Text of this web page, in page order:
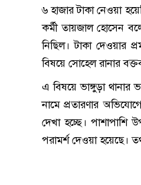
৬ হাজার টাকা নেওয়া
কর্মী তায়জাল হোসেন
নিছিল। টাকা দেওয়ার
বিষয়ে সোহেল রানার
এ বিষয়ে ভাঙ্গুড়া থানার
নামে প্রতারণার
দেখা হচ্ছে। পাশাপাশি
পরামর্শ দেওয়া হয়েছে।